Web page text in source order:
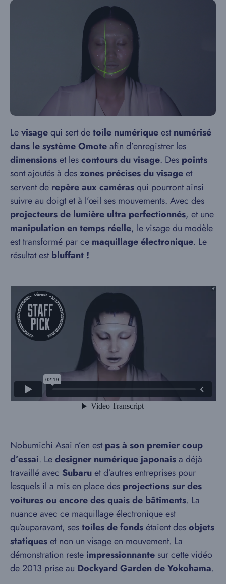
Levisagequi sert detoile numériqueestnumérisé
dans le système Omoteafin d’enregistrer les
dimensionset lescontours du visage. Des points
sont ajoutés à deszones précises du visageet
servent de repère aux camérasqui pourront ainsi
suivre au doigt et à l’œil ses mouvements. Avec des
projecteurs de lumière ultra perfectionnés, et une
manipulation en temps réelle, le visage du modèle
est transformé par ce maquillage électronique. Le
résultat estbluffant !
Nobumichi Asai n’en estpas à son premier coup
d’essai. Ledesigner numérique japonaisa déjà
travaillé avec Subaruet d’autres entreprises pour
lesquels il a mis en place des projections sur des
voitures ou encore des quais de bâtiments. La
nuance avec ce maquillage électronique est
qu’auparavant, sestoiles de fondsétaient desobjets
statiqueset non un visage en mouvement. La
démonstration reste impressionnante sur cette vidéo
de 2013 prise au Dockyard Garden de Yokohama.